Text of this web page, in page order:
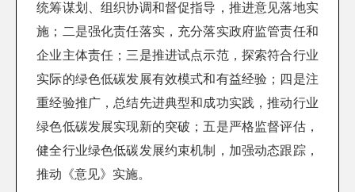
统筹谋划、组织协调和督促指导，推进意见落地实
施；二是强化责任落实，充分落实政府监管责任和
企业主体责任；三是推进试点示范，探索符合行业
实际的绿色低碳发展有效模式和有益经验；四是注
重经验推广，总结先进典型和成功实践，推动行业
绿色低碳发展实现新的突破；五是严格监督评估，
健全行业绿色低碳发展约束机制，加强动态跟踪，
推动《意见》实施。